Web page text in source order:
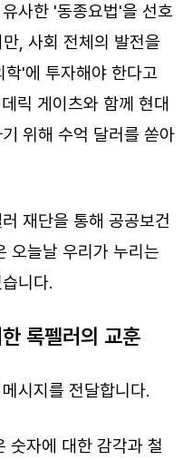
사한 '동종요법'을 선호
, 사회 전체의 발전을
'에 투자해야 한다고
릭 게이츠와 함께 현대
위해 수억 달러를 쏟아
재단을 통해 공공보건
오늘날 우리가 누리는
니다.
록펠러의 교훈
시지를 전달합니다.
숫자에 대한 감각과 철